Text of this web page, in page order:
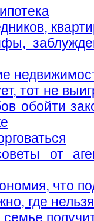
тот не
обойти
от
что
где нельзя